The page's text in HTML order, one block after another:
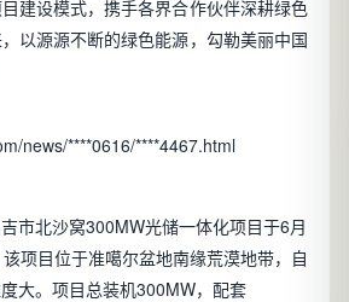
建设模式，携手各界合作伙伴深耕绿色
以源源不断的绿色能源，勾勒美丽中国
news/****0616/****4467.html
市北沙窝300MW光储一体化项目于6月
项目位于准噶尔盆地南缘荒漠地带，自
大。项目总装机300MW，配套